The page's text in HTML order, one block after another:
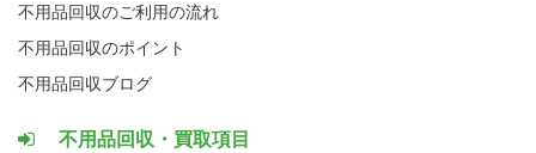
不用品回収のご利用の流れ
不用品回収のポイント
不用品回収ブログ
不用品回収・買取項目